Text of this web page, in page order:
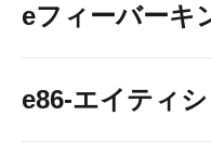
eフィーバーキ
e86-エイティ